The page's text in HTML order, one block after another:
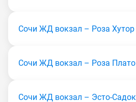
Сочи ЖД вокзал – Роза Хутор
Сочи ЖД вокзал – Роза
Сочи ЖД вокзал – Эсто-Садок